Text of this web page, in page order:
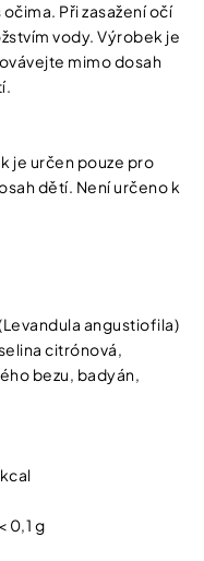
Při zasažení očí
vody. Výrobek je
mimo dosah
je určen pouze pro
dětí. Není určeno k
angustiofila)
citrónová,
bezu, badyán,
0,1 g